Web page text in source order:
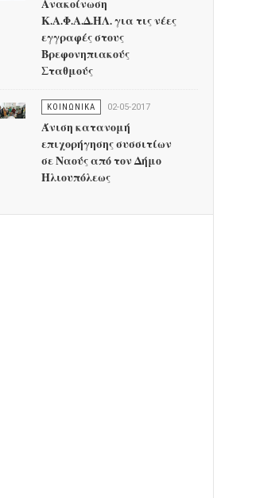
Ανακοίνωση
Κ.Α.Φ.Α.Δ.ΗΛ. για τις νέες
εγγραφές στους
Βρεφονηπιακούς
Σταθμούς
ΚΟΙΝΩΝΙΚΑ 02-05-2017
Άνιση κατανομή
επιχορήγησης συσσιτίων
σε Ναούς από τον Δήμο
Ηλιουπόλεως